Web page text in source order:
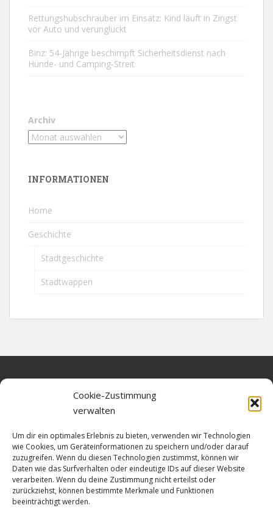
Cookie-Zustimmung
verwalten
Um dir ein optimales Erlebnis zu bieten, verwenden wir Technologien
wie Cookies, um Geräteinformationen zu speichern und/oder darauf
zuzugreifen. Wenn du diesen Technologien zustimmst, können wir
Daten wie das Surfverhalten oder eindeutige IDs auf dieser Website
verarbeiten. Wenn du deine Zustimmung nicht erteilst oder
zurückziehst, können bestimmte Merkmale und Funktionen
beeinträchtigt werden.
Rettungshubschrauber im Einsatz: Kind läuft in Zingst
vor Auto und verunglückt
Binz: 54-Jährige beschimpft Sicherheitsdienst nach
Hunde- und Camping-Streit
Archiv
INFORMATIONEN
Home
Geschichte
Stadtgeschichte
Stadtwappen
Datenschutz
Cookie-Richtlinie (EU)
Impressum